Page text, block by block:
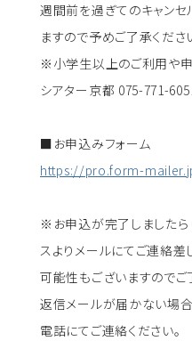
週間前を過ぎてのキャン
ますので予めご了承くださ
※小学生以上のご利用や
シアター京都 075-771-
■お申込みフォーム
https://pro.form-
※お申込が完了しましたら
スよりメールにてご連絡差
可能性もございますのでご
返信メールが届かない場
電話にてご連絡ください。